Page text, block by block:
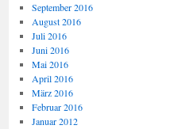
September 2016
August 2016
Juli 2016
Juni 2016
Mai 2016
April 2016
März 2016
Februar 2016
Januar 2012